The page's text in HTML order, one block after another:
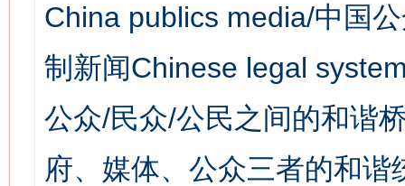
China publics media/中国
制新闻Chinese legal
公众/民众/公民之间的和谐
府、媒体、公众三者的和谐